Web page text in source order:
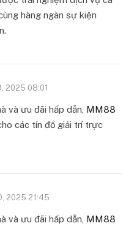
hàng ngàn sự kiện
2025 08:01
và ưu đãi hấp dẫn, MM88
các tín đồ giải trí trực
2025 21:45
và ưu đãi hấp dẫn, MM88